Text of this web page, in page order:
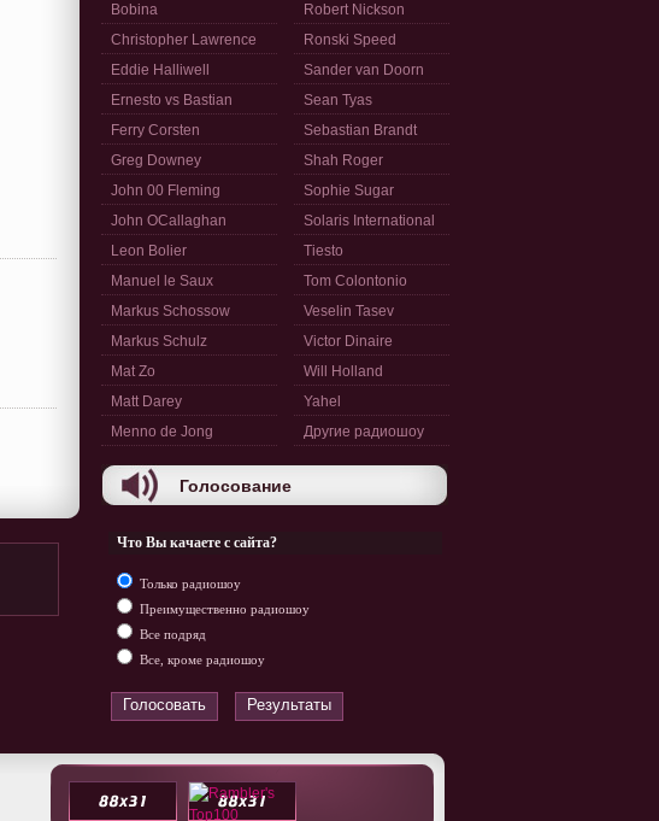
Bobina
Christopher Lawrence
Eddie Halliwell
Ernesto vs Bastian
Ferry Corsten
Greg Downey
John 00 Fleming
John OCallaghan
Leon Bolier
Manuel le Saux
Markus Schossow
Markus Schulz
Mat Zo
Matt Darey
Menno de Jong
Robert Nickson
Ronski Speed
Sander van Doorn
Sean Tyas
Sebastian Brandt
Shah Roger
Sophie Sugar
Solaris International
Tiesto
Tom Colontonio
Veselin Tasev
Victor Dinaire
Will Holland
Yahel
Другие радиошоу
Голосование
Что Вы качаете с сайта?
Только радиошоу
Преимущественно радиошоу
Все подряд
Все, кроме радиошоу
Голосовать Результаты